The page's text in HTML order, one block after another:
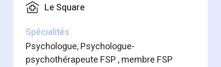
Le Square
Spécialités
Psychologue, Psychologue-
psychothérapeute FSP , membre FSP